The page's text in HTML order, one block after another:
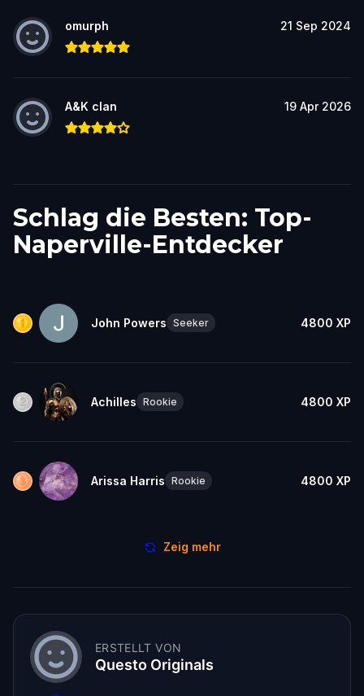
omurph 21 Sep 2024
A&K clan 19 Apr 2026
Schlag die Besten: Top-
Naperville-Entdecker
John Powers Seeker 4800 XP
Achilles Rookie 4800 XP
Arissa Harris Rookie 4800 XP
Zeig mehr
ERSTELLT VON
Questo Originals